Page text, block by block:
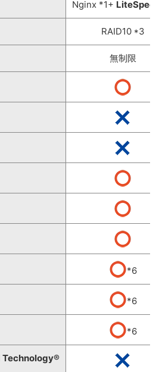
Nginx *1+
RAID10 *3
無制限
*6
*6
*6
Technology®